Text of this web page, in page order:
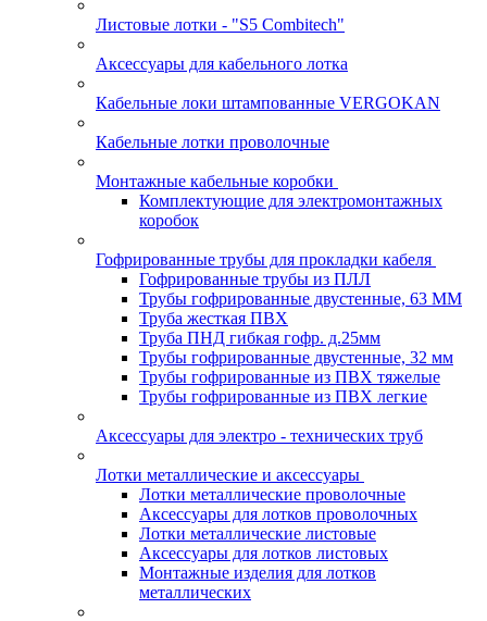
Листовые лотки - "S5 Combitech"
Аксессуары для кабельного лотка
Кабельные локи штампованные VERGOKAN
Кабельные лотки проволочные
Монтажные кабельные коробки
Комплектующие для электромонтажных
коробок
Гофрированные трубы для прокладки кабеля
Гофрированные трубы из ПЛЛ
Трубы гофрированные двустенные, 63 ММ
Труба жесткая ПВХ
Труба ПНД гибкая гофр. д.25мм
Трубы гофрированные двустенные, 32 мм
Трубы гофрированные из ПВХ тяжелые
Трубы гофрированные из ПВХ легкие
Аксессуары для электро - технических труб
Лотки металлические и аксессуары
Лотки металлические проволочные
Аксессуары для лотков проволочных
Лотки металлические листовые
Аксессуары для лотков листовых
Монтажные изделия для лотков
металлических